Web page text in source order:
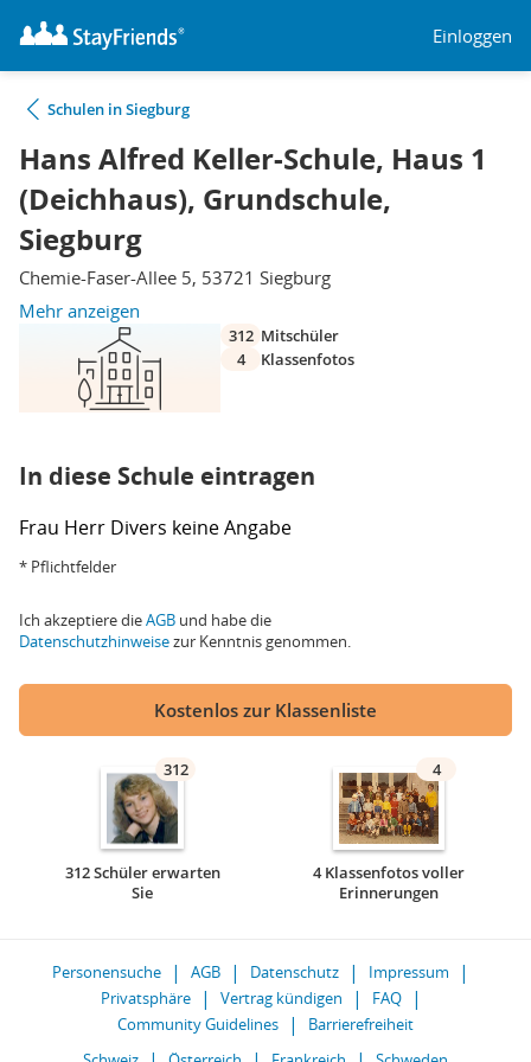
Einloggen
Schulen in Siegburg
Hans Alfred Keller-Schule, Haus 1
(Deichhaus), Grundschule,
Siegburg
Chemie-Faser-Allee 5, 53721 Siegburg
Mehr anzeigen
312 Mitschüler
4
Klassenfotos
In diese Schule eintragen
Frau Herr Divers keine Angabe
* Pflichtfelder
Ich akzeptiere dieAGB und habe die
Datenschutzhinweisezur Kenntnis genommen.
Kostenlos zur Klassenliste
312
312 Schüler erwarten
Sie
4
4 Klassenfotos voller
Erinnerungen
Personensuche AGB Datenschutz
Impressum
Privatsphäre
Vertrag kündigen
FAQ
Community Guidelines
Barrierefreiheit